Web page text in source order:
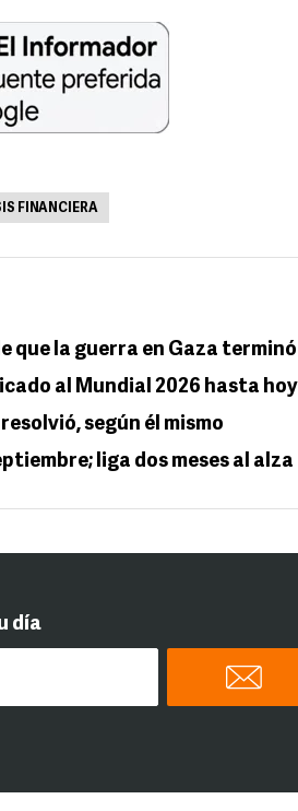
FINANCIERA
que la guerra en Gaza terminó
al Mundial 2026 hasta hoy
según él mismo
liga dos meses al alza
día